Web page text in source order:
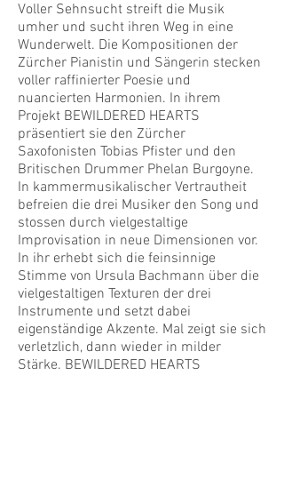
Voller Sehnsucht streift die Musik
umher und sucht ihren Weg in eine
Wunderwelt. Die Kompositionen der
Zürcher Pianistin und Sängerin stecken
voller raffinierter Poesie und
nuancierten Harmonien. In ihrem
Projekt BEWILDERED HEARTS
präsentiert sie den Zürcher
Saxofonisten Tobias Pfister und den
Britischen Drummer Phelan Burgoyne.
In kammermusikalischer Vertrautheit
befreien die drei Musiker den Song und
stossen durch vielgestaltige
Improvisation in neue Dimensionen vor.
In ihr erhebt sich die feinsinnige
Stimme von Ursula Bachmann über die
vielgestaltigen Texturen der drei
Instrumente und setzt dabei
eigenständige Akzente. Mal zeigt sie sich
verletzlich, dann wieder in milder
Stärke. BEWILDERED HEARTS